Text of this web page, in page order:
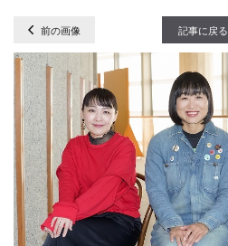
前の画像 記事に戻る